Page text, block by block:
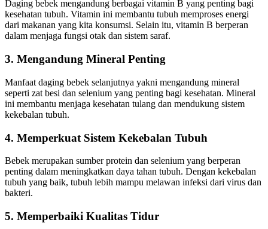
Daging bebek mengandung berbagai vitamin B yang penting bagi
kesehatan tubuh. Vitamin ini membantu tubuh memproses energi
dari makanan yang kita konsumsi. Selain itu, vitamin B berperan
dalam menjaga fungsi otak dan sistem saraf.
3. Mengandung Mineral Penting
Manfaat daging bebek selanjutnya yakni mengandung mineral
seperti zat besi dan selenium yang penting bagi kesehatan. Mineral
ini membantu menjaga kesehatan tulang dan mendukung sistem
kekebalan tubuh.
4. Memperkuat Sistem Kekebalan Tubuh
Bebek merupakan sumber protein dan selenium yang berperan
penting dalam meningkatkan daya tahan tubuh. Dengan kekebalan
tubuh yang baik, tubuh lebih mampu melawan infeksi dari virus dan
bakteri.
5. Memperbaiki Kualitas Tidur